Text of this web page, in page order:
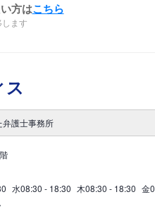
方はこちら
ます
ス
護士事務所
水08:30 - 18:30 木08:30 - 18:30 金